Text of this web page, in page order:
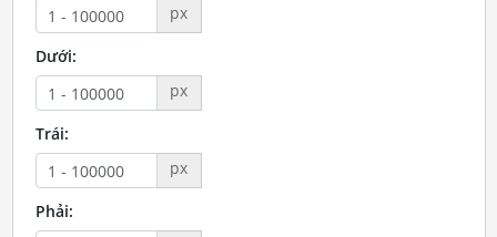
px
Dưới:
px
Trái:
px
Phải: